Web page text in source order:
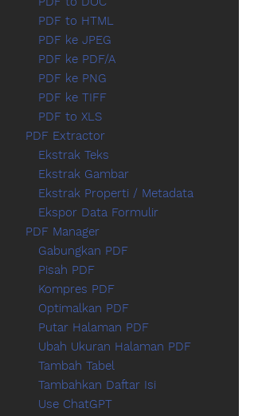
PDF to HTML
PDF ke JPEG
PDF ke PDF/A
PDF ke PNG
PDF ke TIFF
PDF to XLS
PDF Extractor
Ekstrak Teks
Ekstrak Gambar
Ekstrak Properti / Metadata
Ekspor Data Formulir
PDF Manager
Gabungkan PDF
Pisah PDF
Kompres PDF
Optimalkan PDF
Putar Halaman PDF
Ubah Ukuran Halaman PDF
Tambah Tabel
Tambahkan Daftar Isi
Use ChatGPT